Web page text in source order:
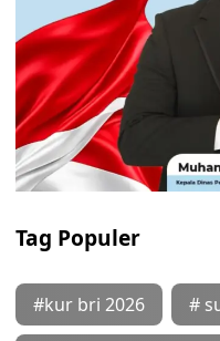
Tag Populer
#kur bri 2026 #